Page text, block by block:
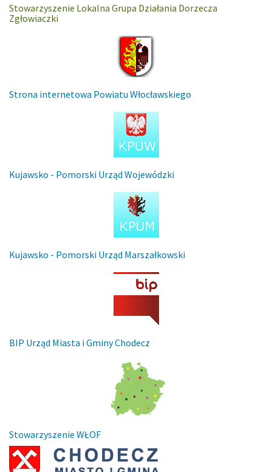
Stowarzyszenie Lokalna Grupa Działania Dorzecza
Zgłowiaczki
Strona internetowa Powiatu Włocławskiego
Kujawsko - Pomorski Urząd Wojewódzki
Kujawsko - Pomorski Urząd Marszałkowski
BIP Urząd Miasta i Gminy Chodecz
Stowarzyszenie WŁOF